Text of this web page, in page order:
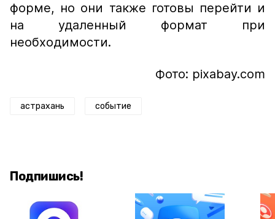
форме, но они также готовы перейти и
на удаленный формат при
необходимости.
Фото: pixabay.com
астрахань событие
Подпишись!